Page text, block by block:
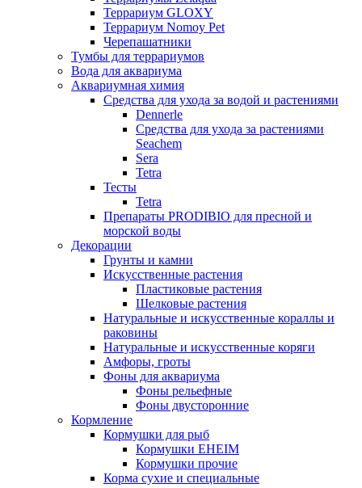
Террариум GLOXY
Террариум Nomoy Pet
Черепашатники
Тумбы для террариумов
Вода для аквариума
Аквариумная химия
Средства для ухода за водой и растениями
Dennerle
Средства для ухода за растениями
Seachem
Sera
Tetra
Тесты
Tetra
Препараты PRODIBIO для пресной и
морской воды
Декорации
Грунты и камни
Искусственные растения
Пластиковые растения
Шелковые растения
Натуральные и искусственные кораллы и
раковины
Натуральные и искусственные коряги
Амфоры, гроты
Фоны для аквариума
Фоны рельефные
Фоны двусторонние
Кормление
Кормушки для рыб
Кормушки EHEIM
Кормушки прочие
Корма сухие и специальные